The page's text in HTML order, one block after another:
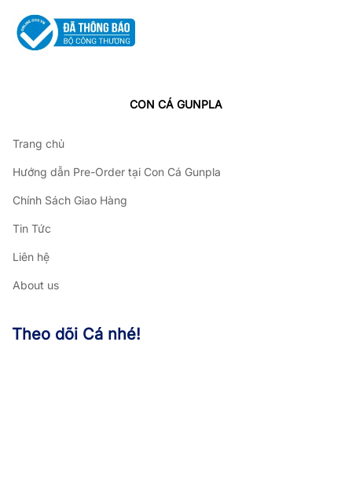
CON CÁ GUNPLA
Trang chủ
Hướng dẫn Pre-Order tại Con Cá Gunpla
Chính Sách Giao Hàng
Tin Tức
Liên hệ
About us
Theo dõi Cá nhé!